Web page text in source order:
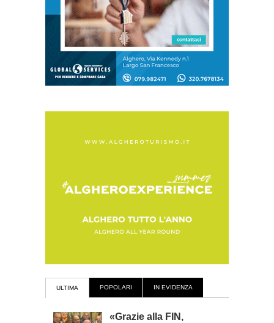
ULTIMA POPOLARI IN EVIDENZA
«Grazie alla FIN,